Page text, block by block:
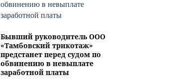
Бывший руководитель ООО
«Тамбовский трикотаж»
предстанет перед судом по
обвинению в невыплате
заработной платы